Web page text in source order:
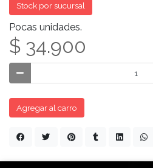
Stock por sucursal
Pocas unidades.
$ 34.900
Agregar al carro